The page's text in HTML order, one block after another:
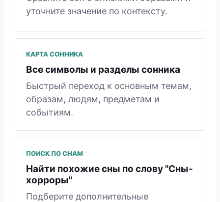
уточните значение по контексту.
КАРТА СОННИКА
Все символы и разделы сонника
Быстрый переход к основным темам,
образам, людям, предметам и
событиям.
ПОИСК ПО СНАМ
Найти похожие сны по слову "Сны-
хорроры"
Подберите дополнительные